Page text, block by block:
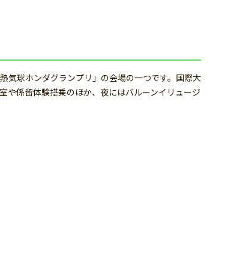
気球ホンダグランプリ」の会場の一つです。国際大
や係留体験搭乗のほか、夜にはバルーンイリュージ